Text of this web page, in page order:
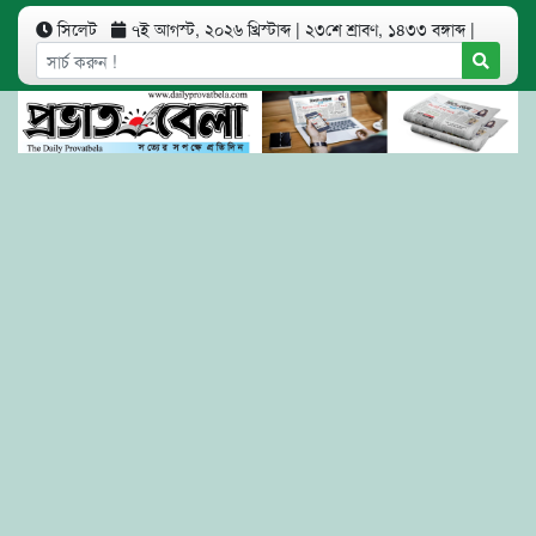
সিলেট ৭ই আগস্ট, ২০২৬ খ্রিস্টাব্দ | ২৩শে শ্রাবণ, ১৪৩৩ বঙ্গাব্দ |